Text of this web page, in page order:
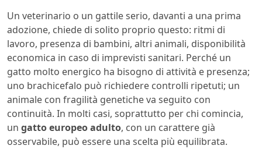
Un veterinario o un gattile serio, davanti a una prima
adozione, chiede di solito proprio questo: ritmi di
lavoro, presenza di bambini, altri animali, disponibilità
economica in caso di imprevisti sanitari. Perché un
gatto molto energico ha bisogno di attività e presenza;
uno brachicefalo può richiedere controlli ripetuti; un
animale con fragilità genetiche va seguito con
continuità. In molti casi, soprattutto per chi comincia,
un gatto europeo adulto, con un carattere già
osservabile, può essere una scelta più equilibrata.